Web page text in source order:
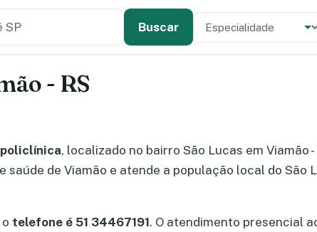
Buscar Especialidade
Tipo de unidade
- RS
policlínica, localizado no bairro São Lucas em Viamão
de Viamão e atende a população local do São
o telefone é 51 34467191. O atendimento presencial